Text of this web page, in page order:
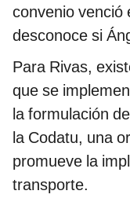
convenio venció
desconoce si
Para Rivas,
que se
la formulación
la Codatu, una
promueve la
transporte.